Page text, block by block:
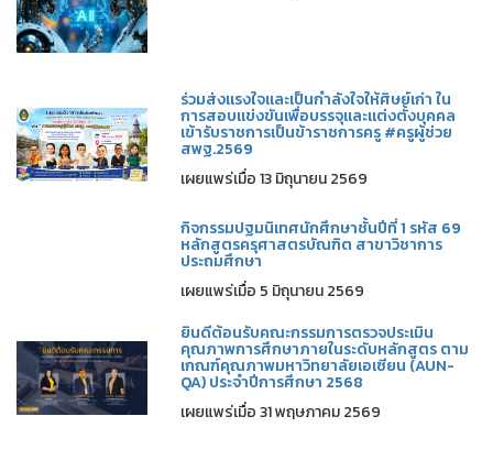
ร่วมส่งแรงใจและเป็นกำลังใจให้ศิษย์เก่า ใน
การสอบแข่งขันเพื่อบรรจุและแต่งตั้งบุคคล
เข้ารับราชการเป็นข้าราชการครู #ครูผู้ช่วย
สพฐ.2569
เผยแพร่เมื่อ 13 มิถุนายน 2569
กิจกรรมปฐมนิเทศนักศึกษาชั้นปีที่ 1 รหัส 69
หลักสูตรครุศาสตรบัณฑิต สาขาวิชาการ
ประถมศึกษา
เผยแพร่เมื่อ 5 มิถุนายน 2569
ยินดีต้อนรับคณะกรรมการตรวจประเมิน
คุณภาพการศึกษาภายในระดับหลักสูตร ตาม
เกณฑ์คุณภาพมหาวิทยาลัยเอเซียน (AUN-
QA) ประจำปีการศึกษา 2568
เผยแพร่เมื่อ 31 พฤษภาคม 2569